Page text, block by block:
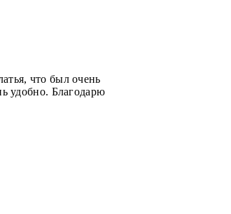
что был очень
удобно. Благодарю